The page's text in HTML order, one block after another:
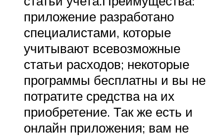
приложение разработано
специалистами, которые
учитывают всевозможные
статьи расходов; некоторые
программы бесплатны и вы не
потратите средства на их
приобретение. Так же есть и
онлайн приложения; вам не